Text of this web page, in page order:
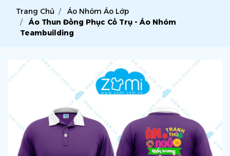
Trang Chủ
Áo Nhóm Áo Lớp
Áo Thun Đồng Phục Cổ Trụ - Áo Nhóm
Teambuilding